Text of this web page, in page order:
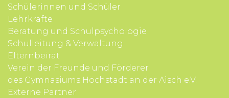
Schülerinnen und Schüler
Lehrkräfte
Beratung und Schul­psycho­logie
Schul­leitung & Verwal­tung
Eltern­beirat
Verein der Freunde und Förderer
des Gymnasiums Höchstadt an der Aisch e.V.
Externe Partner